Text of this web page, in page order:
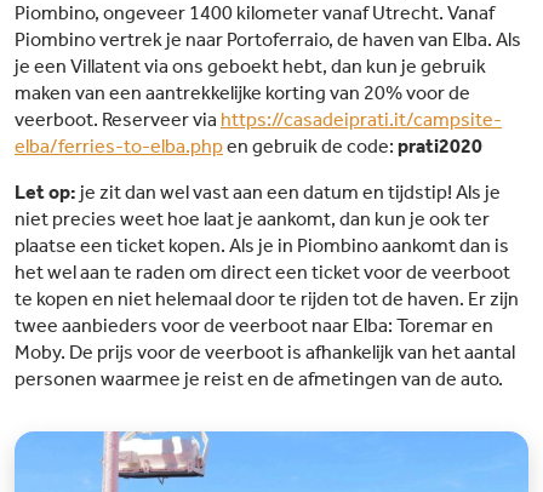
Piombino, ongeveer 1400 kilometer vanaf Utrecht. Vanaf
Piombino vertrek je naar Portoferraio, de haven van Elba. Als
je een Villatent via ons geboekt hebt, dan kun je gebruik
maken van een aantrekkelijke korting van 20% voor de
veerboot. Reserveer via https://casadeiprati.it/campsite-
elba/ferries-to-elba.phpen gebruik de code: prati2020
Let op: je zit dan wel vast aan een datum en tijdstip! Als je
niet precies weet hoe laat je aankomt, dan kun je ook ter
plaatse een ticket kopen. Als je in Piombino aankomt dan is
het wel aan te raden om direct een ticket voor de veerboot
te kopen en niet helemaal door te rijden tot de haven. Er zijn
twee aanbieders voor de veerboot naar Elba: Toremar en
Moby. De prijs voor de veerboot is afhankelijk van het aantal
personen waarmee je reist en de afmetingen van de auto.